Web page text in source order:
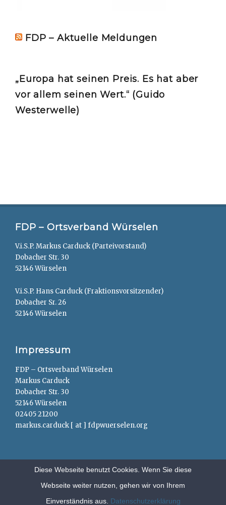
FDP – Aktuelle Meldungen
„Europa hat seinen Preis. Es hat aber
vor allem seinen Wert.“ (Guido
Westerwelle)
FDP – Ortsverband Würselen
V.i.S.P. Markus Carduck (Parteivorstand)
Dobacher Str. 30
52146 Würselen
V.i.S.P. Hans Carduck (Fraktionsvorsitzender)
Dobacher Sr. 26
52146 Würselen
Impressum
FDP – Ortsverband Würselen
Markus Carduck
Dobacher Str. 30
52146 Würselen
02405 21200
markus.carduck [ at ] fdpwuerselen.org
Copyright © 2026FDP – Würselen. All Rights Reserved.
Anträge
Diese Webseite benutzt Cookies. Wenn Sie diese
Webseite weiter nutzen, gehen wir von Ihrem
Einverständnis aus. Datenschutzerklärung